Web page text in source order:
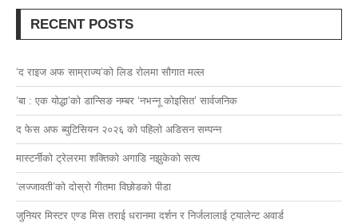
RECENT POSTS
‘द राइज अफ साम्राज्य’काे लिड राेलमा सौगात मल्ल
‘बा : एक योद्धा’को डान्सिङ नम्बर ‘नभन्नू कोइसित’ सार्वजनिक
द फेस अफ ब्युटिसियन २०२६ काे पहिलाे अडिसन सम्पन्न
मास्टर्नीकाे ट्रेलरमा शक्तिकाे अगाडि नझुकेकाे सत्य
‘लज्जावती’को दाेस्राे गीतमा विछोडको पीडा
जुनियर मिस्टर एण्ड मिस तराई धरानमा दर्शन र निर्जलालाई ट्यालेन्ट अवार्ड